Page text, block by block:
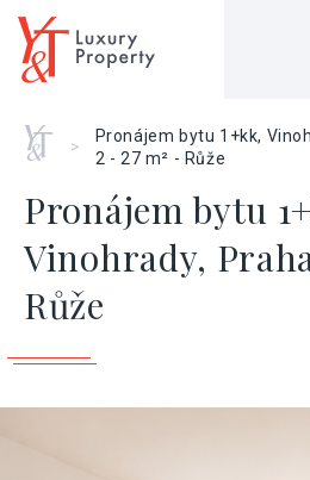
Home
>
Pronájem bytu 1+kk,
2 - 27 m² - Růže
Pronájem bytu
Vinohrady,
Růže